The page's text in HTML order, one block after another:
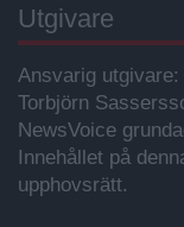
Utgivare
Ansvarig utgivare:
Torbjörn
NewsVoice
Innehållet på
upphovsrätt.